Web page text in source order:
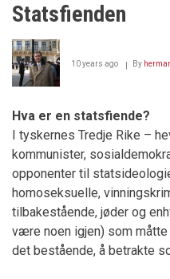
Statsfienden
10 years ago By
Hva er en statsfiende?
I tyskernes Tredje Rike –
kommunister,
opponenter til
homoseksuelle,
tilbakestående, jøder og
være noen igjen) som
det bestående, å betrakte